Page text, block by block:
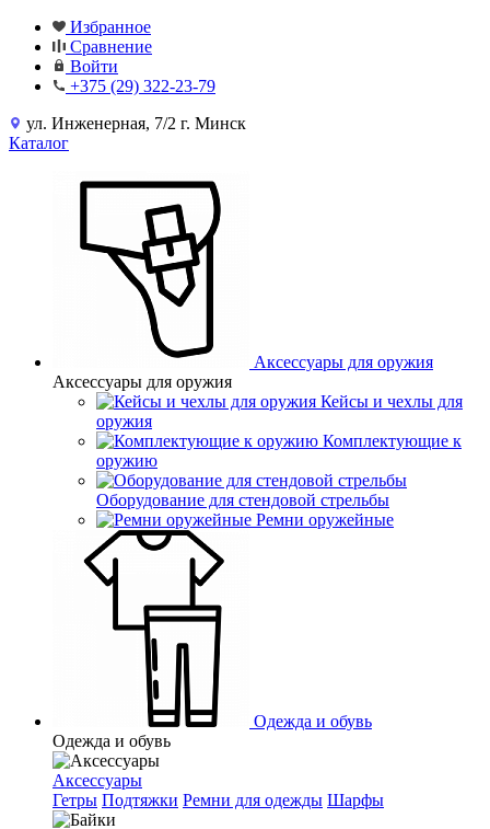
Избранное
Сравнение
Войти
+375 (29) 322-23-79
ул. Инженерная, 7/2 г. Минск
Каталог
Аксессуары для оружия
Аксессуары для оружия
Кейсы и чехлы для
оружия
Комплектующие к
оружию
Оборудование для стендовой стрельбы
Ремни оружейные
Одежда и обувь
Одежда и обувь
Аксессуары
Гетры Подтяжки Ремни для одежды Шарфы